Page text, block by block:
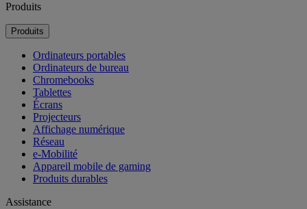
Produits
Produits
Ordinateurs portables
Ordinateurs de bureau
Chromebooks
Tablettes
Écrans
Projecteurs
Affichage numérique
Réseau
e-Mobilité
Appareil mobile de gaming
Produits durables
Assistance